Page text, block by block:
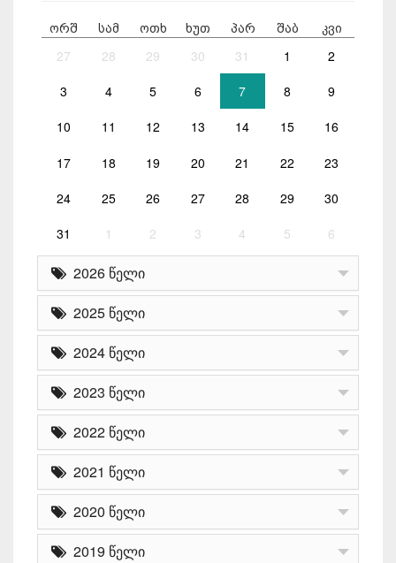
ორშ სამ ოთხ ხუთ პარ შაბ კვი
27 28 29 30 31 1 2
3 4 5 6 7 8 9
10 11 12 13 14 15 16
17 18 19 20 21 22 23
24 25 26 27 28 29 30
31 1 2 3 4 5 6
2026 წელი
2025 წელი
2024 წელი
2023 წელი
2022 წელი
2021 წელი
2020 წელი
2019 წელი